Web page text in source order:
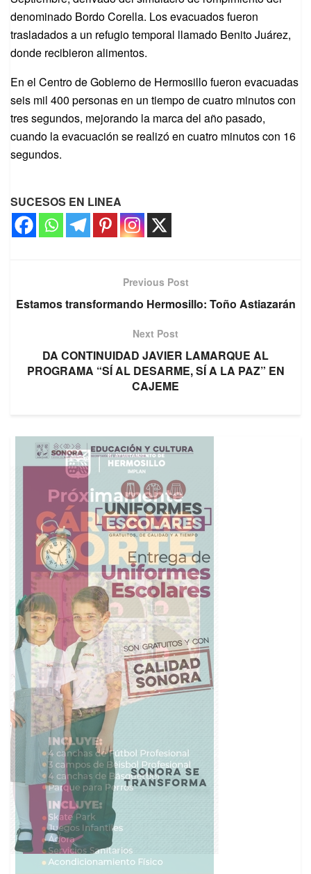
denominado Bordo Corella. Los evacuados fueron
trasladados a un refugio temporal llamado Benito Juárez,
donde recibieron alimentos.
En el Centro de Gobierno de Hermosillo fueron evacuadas
seis mil 400 personas en un tiempo de cuatro minutos con
tres segundos, mejorando la marca del año pasado,
cuando la evacuación se realizó en cuatro minutos con 16
segundos.
SUCESOS EN LINEA
Previous Post
Estamos transformando Hermosillo: Toño Astiazarán
Next Post
DA CONTINUIDAD JAVIER LAMARQUE AL
PROGRAMA “SÍ AL DESARME, SÍ A LA PAZ” EN
CAJEME